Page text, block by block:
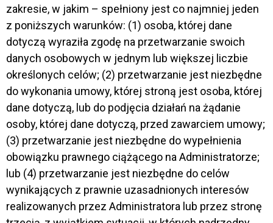
zakresie, w jakim – spełniony jest co najmniej jeden
z poniższych warunków: (1) osoba, której dane
dotyczą wyraziła zgodę na przetwarzanie swoich
danych osobowych w jednym lub większej liczbie
określonych celów; (2) przetwarzanie jest niezbędne
do wykonania umowy, której stroną jest osoba, której
dane dotyczą, lub do podjęcia działań na żądanie
osoby, której dane dotyczą, przed zawarciem umowy;
(3) przetwarzanie jest niezbędne do wypełnienia
obowiązku prawnego ciążącego na Administratorze;
lub (4) przetwarzanie jest niezbędne do celów
wynikających z prawnie uzasadnionych interesów
realizowanych przez Administratora lub przez stronę